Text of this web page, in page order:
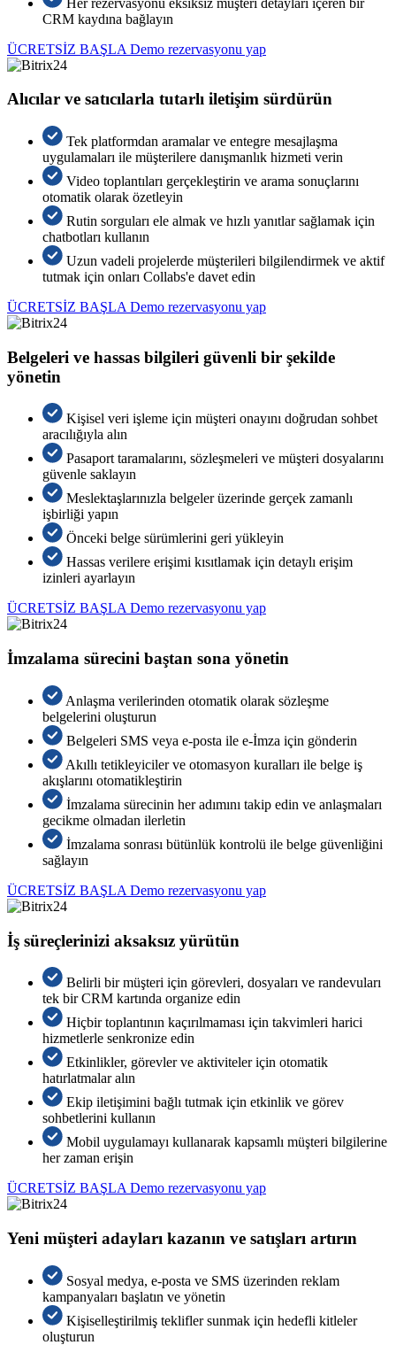
CRM kaydına bağlayın
ÜCRETSİZ BAŞLA Demo rezervasyonu yap
Alıcılar ve satıcılarla tutarlı iletişim sürdürün
Tek platformdan aramalar ve entegre mesajlaşma
uygulamaları ile müşterilere danışmanlık hizmeti verin
Video toplantıları gerçekleştirin ve arama sonuçlarını
otomatik olarak özetleyin
Rutin sorguları ele almak ve hızlı yanıtlar sağlamak için
chatbotları kullanın
Uzun vadeli projelerde müşterileri bilgilendirmek ve aktif
tutmak için onları Collabs'e davet edin
ÜCRETSİZ BAŞLA Demo rezervasyonu yap
Belgeleri ve hassas bilgileri güvenli bir şekilde
yönetin
Kişisel veri işleme için müşteri onayını doğrudan sohbet
aracılığıyla alın
Pasaport taramalarını, sözleşmeleri ve müşteri dosyalarını
güvenle saklayın
Meslektaşlarınızla belgeler üzerinde gerçek zamanlı
işbirliği yapın
Önceki belge sürümlerini geri yükleyin
Hassas verilere erişimi kısıtlamak için detaylı erişim
izinleri ayarlayın
ÜCRETSİZ BAŞLADemo rezervasyonu yap
İmzalama sürecini baştan sona yönetin
Anlaşma verilerinden otomatik olarak sözleşme
belgelerini oluşturun
Belgeleri SMS veya e-posta ile e-İmza için gönderin
Akıllı tetikleyiciler ve otomasyon kuralları ile belge iş
akışlarını otomatikleştirin
İmzalama sürecinin her adımını takip edin ve anlaşmaları
gecikme olmadan ilerletin
İmzalama sonrası bütünlük kontrolü ile belge güvenliğini
sağlayın
ÜCRETSİZ BAŞLA Demo rezervasyonu yap
İş süreçlerinizi aksaksız yürütün
Belirli bir müşteri için görevleri, dosyaları ve randevuları
tek bir CRM kartında organize edin
Hiçbir toplantının kaçırılmaması için takvimleri harici
hizmetlerle senkronize edin
Etkinlikler, görevler ve aktiviteler için otomatik
hatırlatmalar alın
Ekip iletişimini bağlı tutmak için etkinlik ve görev
sohbetlerini kullanın
Mobil uygulamayı kullanarak kapsamlı müşteri bilgilerine
her zaman erişin
ÜCRETSİZ BAŞLA Demo rezervasyonu yap
Yeni müşteri adayları kazanın ve satışları artırın
Sosyal medya, e-posta ve SMS üzerinden reklam
kampanyaları başlatın ve yönetin
Kişiselleştirilmiş teklifler sunmak için hedefli kitleler
oluşturun